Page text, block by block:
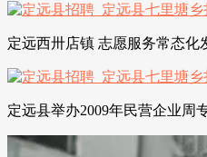
定远西卅店镇 志愿服务常态化
定远县举办2009年民营企业周